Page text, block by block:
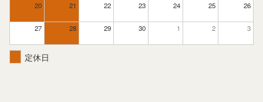
20 21 22 23 24 25 26
27 28 29 30 1 2 3
定休日